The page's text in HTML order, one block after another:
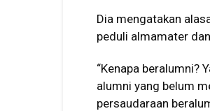
Dia mengatakan
peduli almamater
“Kenapa beralumni?
alumni yang belum
persaudaraan